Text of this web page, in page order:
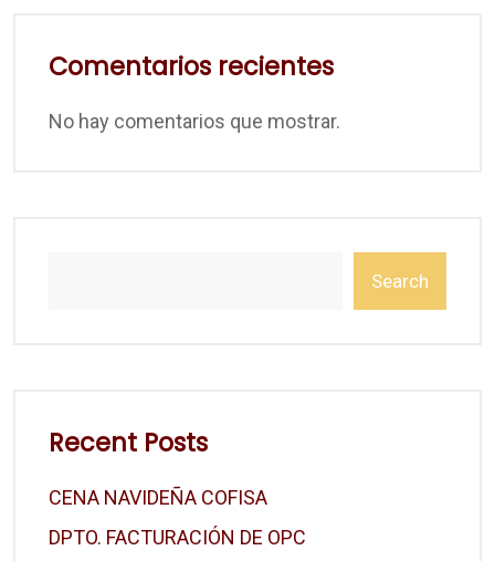
Comentarios recientes
No hay comentarios que mostrar.
Search
Recent Posts
CENA NAVIDEÑA COFISA
DPTO. FACTURACIÓN DE OPC